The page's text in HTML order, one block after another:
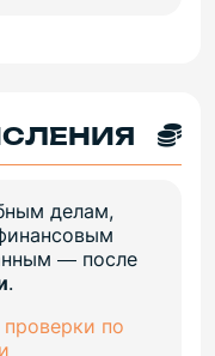
делам,
— после
.
по